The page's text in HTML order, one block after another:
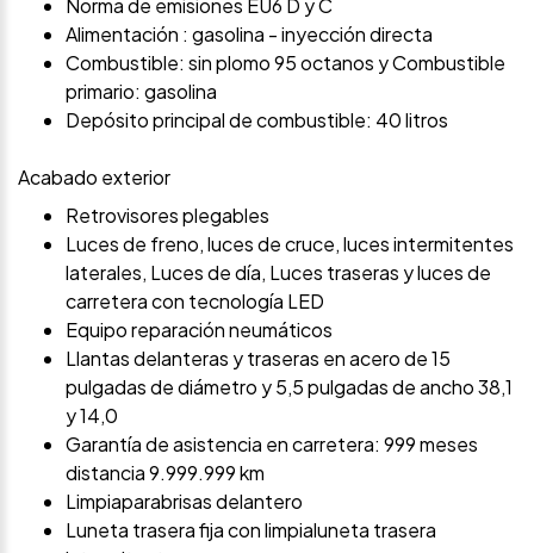
Norma de emisiones EU6 D y C
Alimentación : gasolina - inyección directa
Combustible: sin plomo 95 octanos y Combustible
primario: gasolina
Depósito principal de combustible: 40 litros
Acabado exterior
Retrovisores plegables
Luces de freno, luces de cruce, luces intermitentes
laterales, Luces de día, Luces traseras y luces de
carretera con tecnología LED
Equipo reparación neumáticos
Llantas delanteras y traseras en acero de 15
pulgadas de diámetro y 5,5 pulgadas de ancho 38,1
y 14,0
Garantía de asistencia en carretera: 999 meses
distancia 9.999.999 km
Limpiaparabrisas delantero
Luneta trasera fija con limpialuneta trasera